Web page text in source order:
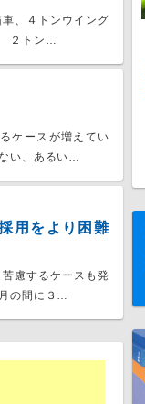
、４トンウイング
２トン…
ケースが増えてい
い、あるい…
用をより困難
慮するケースも発
の間に３…